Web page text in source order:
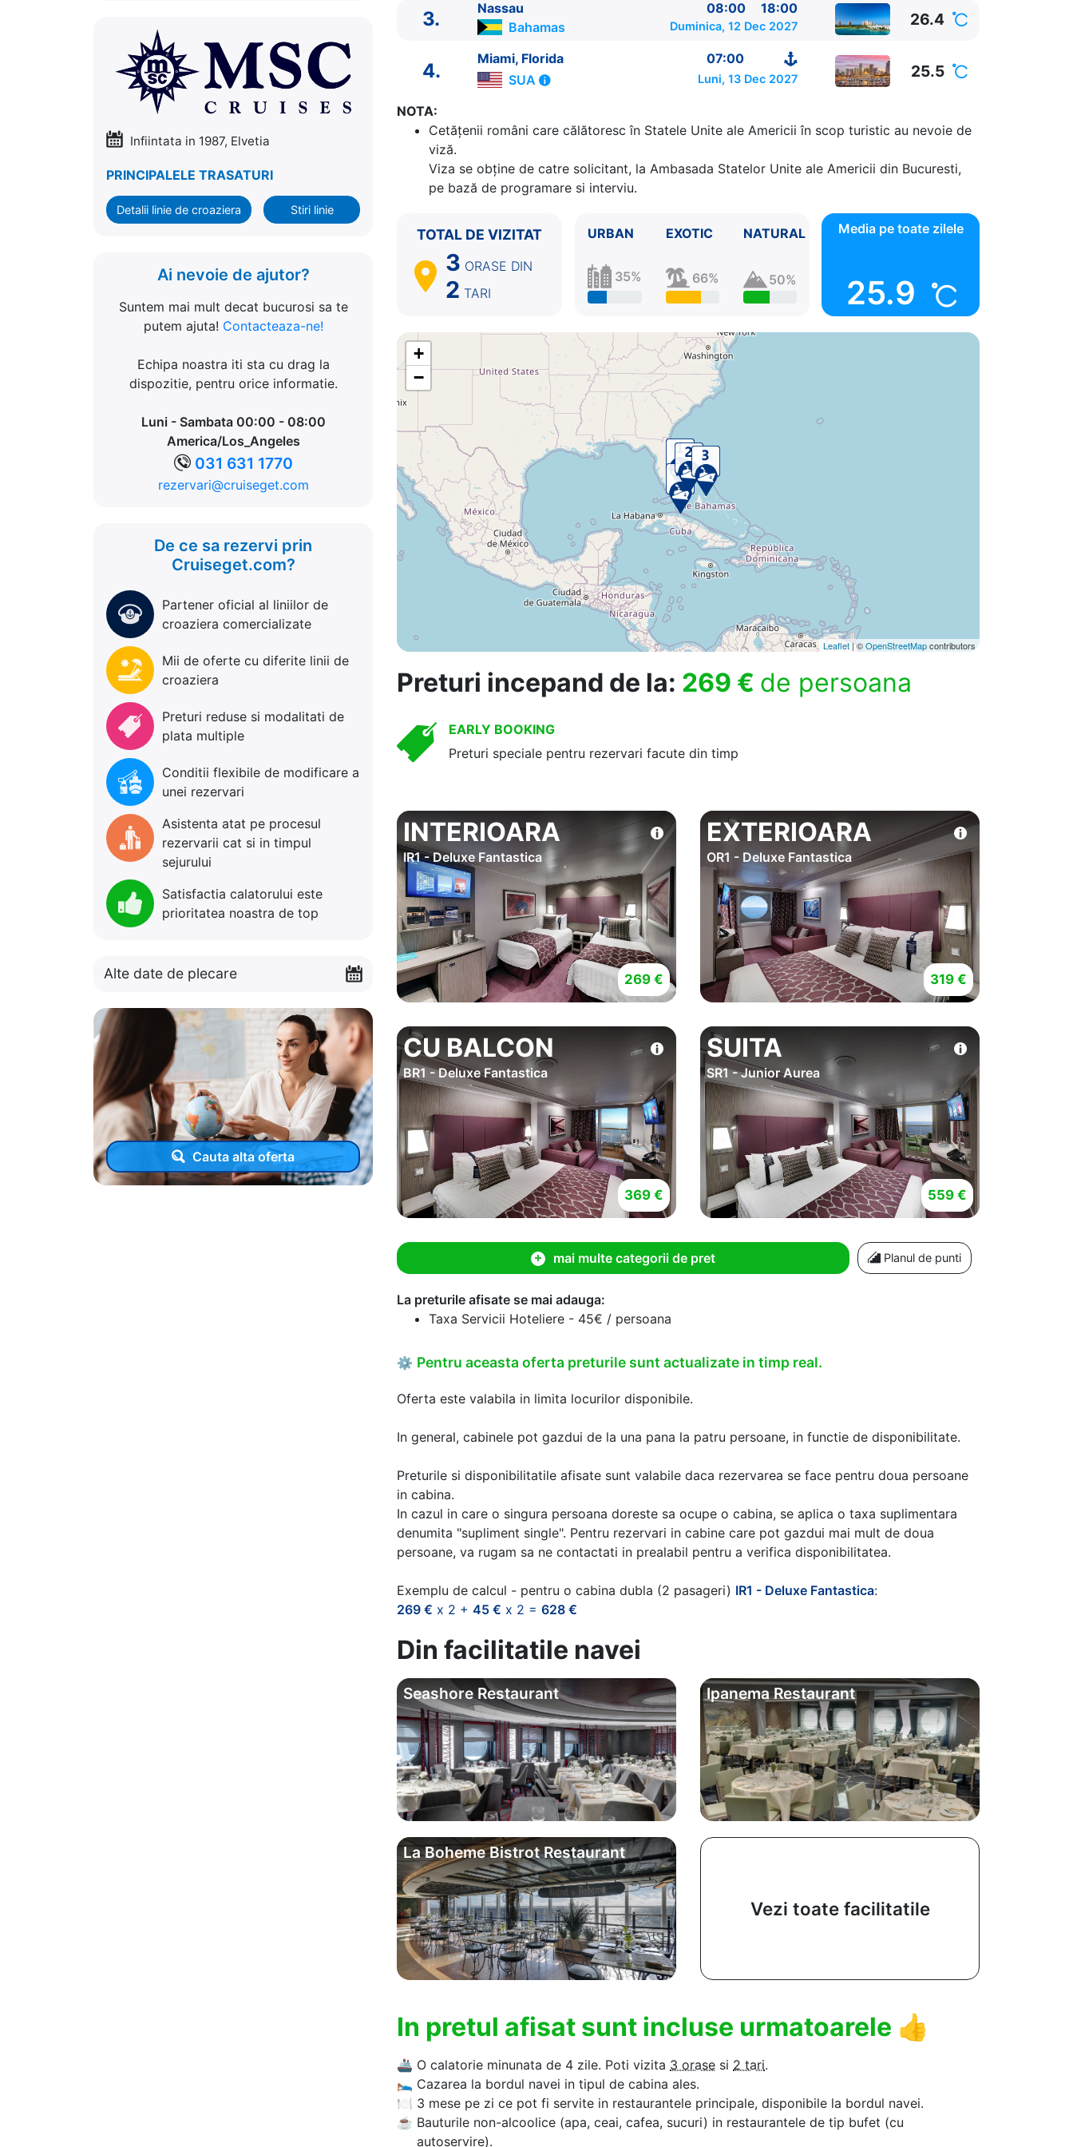
Infiintata in 1987, Elvetia
PRINCIPALELE TRASATURI
Detalii linie de croaziera Stiri linie
Ai nevoie de ajutor?
Suntem mai mult decat bucurosi sa te
putem ajuta! Contacteaza-ne!
Echipa noastra iti sta cu drag la
dispozitie, pentru orice informatie.
Luni - Sambata 00:00 - 08:00
America/Los_Angeles
031 631 1770
rezervari@cruiseget.com
De ce sa rezervi prin
Cruiseget.com?
Partener oficial al liniilor de
croaziera comercializate
Mii de oferte cu diferite linii de
croaziera
Preturi reduse si modalitati de
plata multiple
Conditii flexibile de modificare a
unei rezervari
Asistenta atat pe procesul
rezervarii cat si in timpul
sejurului
Satisfactia calatorului este
prioritatea noastra de top
Alte date de plecare
Cauta alta oferta
ITINERARIU
Ziua | Portul | Sosire - Plecare
----------------------------------------
Miami, Florida SUA ⚓ - 16:00
3. Nassau Bahamas
08:00 - 18:00
Miami, Florida
3. Nassau 08:00
18:00
Bahamas
Duminica, 12 Dec 2027 26.4
4.
Miami, Florida
07:00
SUA
Luni, 13 Dec 2027 25.5
NOTA:
Cetăţenii români care călătoresc în Statele Unite ale Americii în scop turistic au nevoie de
viză.
Viza se obține de catre solicitant, la Ambasada Statelor Unite ale Americii din Bucuresti,
pe bază de programare si interviu.
TOTAL DE VIZITAT
3 ORASE DIN
2 TARI
URBAN
35%
EXOTIC
66%
NATURAL
50%
Media pe toate zilele
25.9
+
−
Leaflet| ©OpenStreetMapcontributors
Preturi incepand de la: 269 € de persoana
EARLY BOOKING
Preturi speciale pentru rezervari facute din timp
INTERIOARA
IR1 - Deluxe Fantastica
269 €
EXTERIOARA
OR1 - Deluxe Fantastica
319 €
CU BALCON
BR1 - Deluxe Fantastica
369 €
SUITA
SR1 - Junior Aurea
559 €
mai multe categorii de pret Planul de punti
La preturile afisate se mai adauga:
Taxa Servicii Hoteliere - 45€ / persoana
⚙ Pentru aceasta oferta preturile sunt actualizate in timp real.
Oferta este valabila in limita locurilor disponibile.
In general, cabinele pot gazdui de la una pana la patru persoane, in functie de disponibilitate.
Preturile si disponibilitatile afisate sunt valabile daca rezervarea se face pentru doua persoane
in cabina.
In cazul in care o singura persoana doreste sa ocupe o cabina, se aplica o taxa suplimentara
denumita "supliment single". Pentru rezervari in cabine care pot gazdui mai mult de doua
persoane, va rugam sa ne contactati in prealabil pentru a verifica disponibilitatea.
Exemplu de calcul - pentru o cabina dubla (2 pasageri) IR1 - Deluxe Fantastica:
269 € x 2 + 45 € x 2 = 628 €
Din facilitatile navei
Seashore Restaurant Ipanema Restaurant
La Boheme Bistrot Restaurant
Vezi toate facilitatile
In pretul afisat sunt incluse urmatoarele 👍
🚢 O calatorie minunata de 4 zile. Poti vizita 3 orase si 2 tari.
🛌 Cazarea la bordul navei in tipul de cabina ales.
🍽 3 mese pe zi ce pot fi servite in restaurantele principale, disponibile la bordul navei.
☕ Bauturile non-alcoolice (apa, ceai, cafea, sucuri) in restaurantele de tip bufet (cu
autoservire).